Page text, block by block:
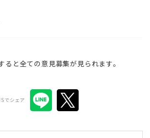
ると全ての意見募集が見られます。
でシェア